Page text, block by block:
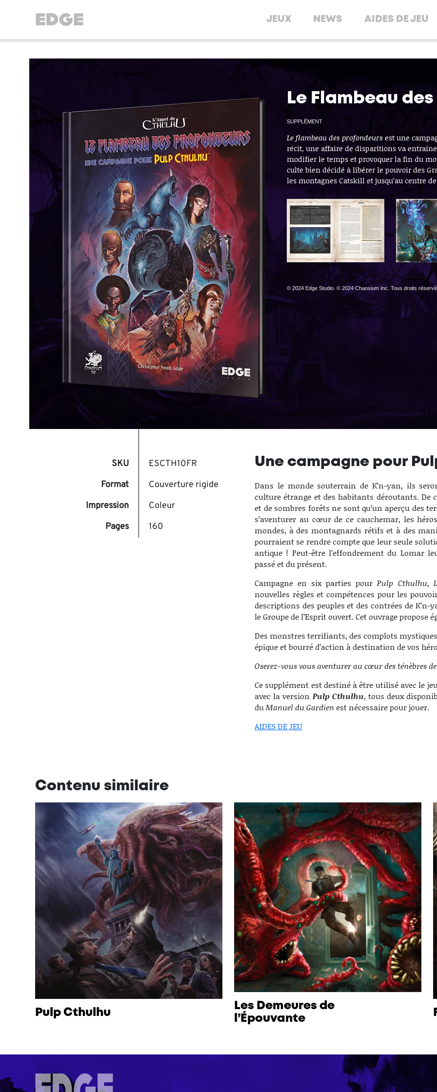
JEUX NEWS AIDES DE JEU
Le Flambeau
SUPPLÉMENT
Le flambeau des profondeursest une
récit, une affaire de disparitions va
modifier le temps et provoquer la fin du
culte bien décidé à libérer le pouvoir des
les montagnes Catskill et jusqu’au centre
© 2024 Edge Studio. © 2024 Chaosium Inc. Tous droits
SKU
ESCTH10FR
Format
Couverture rigide
Impression
Coleur
Pages
160
Une campagne pour
Dans le monde souterrain de K’n-yan, ils
culture étrange et des habitants déroutants. De
et de sombres forêts ne sont qu’un aperçu des
s’aventurer au cœur de ce cauchemar, les
mondes, à des montagnards rétifs et à des
pourraient se rendre compte que leur seule
antique ! Peut-être l’effondrement du Lomar
passé et du présent.
Campagne en six parties pourPulp Cthulhu,
nouvelles règles et compétences pour les
descriptions des peuples et des contrées de
le Groupe de l’Esprit ouvert. Cet ouvrage propose
Des monstres terrifiants, des complots
épique et bourré d’action à destination de vos
Oserez-vous vous aventurer au cœur des ténèbres
Ce supplément est destiné à être utilisé avec le
avec la version Pulp Cthulhu, tous deux
duManuel du Gardien est nécessaire pour jouer.
AIDES DE JEU
Contenu similaire
Pulp Cthulhu
Les Demeures de
l’Épouvante